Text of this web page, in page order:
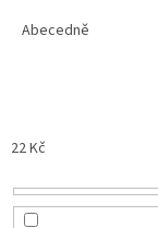
Abecedně
22Kč